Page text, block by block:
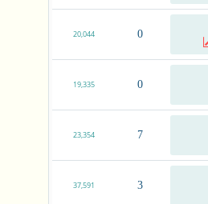
0
20,044
0
19,335
7
23,354
3
37,591